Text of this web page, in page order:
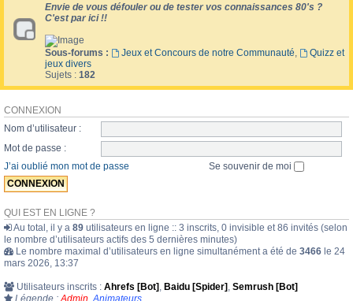
Envie de vous défouler ou de tester vos connaissances 80's ?
C'est par ici !!
Sous-forums : Jeux et Concours de notre Communauté,
Quizz et
jeux divers
Sujets : 182
CONNEXION
Nom d’utilisateur :
Mot de passe :
J’ai oublié mon mot de passe
Se souvenir de moi
QUI EST EN LIGNE ?
Au total, il y a 89 utilisateurs en ligne :: 3 inscrits, 0 invisible et 86 invités (selon
le nombre d’utilisateurs actifs des 5 dernières minutes)
Le nombre maximal d’utilisateurs en ligne simultanément a été de 3466 le 24
mars 2026, 13:37
Utilisateurs inscrits : Ahrefs [Bot] , Baidu [Spider] , Semrush [Bot]
Légende : Admin Animateurs